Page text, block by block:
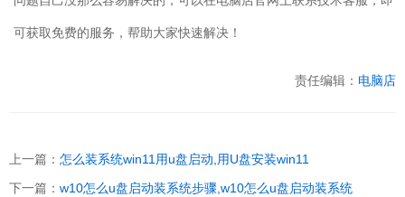
可获取免费的服务，帮助大家快速解决！
责任编辑： 电脑店
上一篇： 怎么装系统win11用u盘启动,用U盘安装win11
下一篇： w10怎么u盘启动装系统步骤,w10怎么u盘启动装系统